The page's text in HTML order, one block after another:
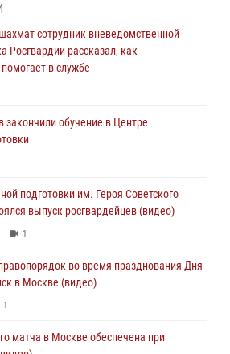
Росгвардия (видео)
задержали мужчину, устроившего дебош
обеспечили безопасность проведения
Беларусь ознакомилась с передовыми
5
сотрудник вневедомственной
Росгвардии рассказал, как
в службе
закончили обучение в Центре
подготовки им. Героя Советского
выпуск росгвардейцев (видео)
1
во время празднования Дня
в Москве (видео)
1
матча в Москве обеспечена при